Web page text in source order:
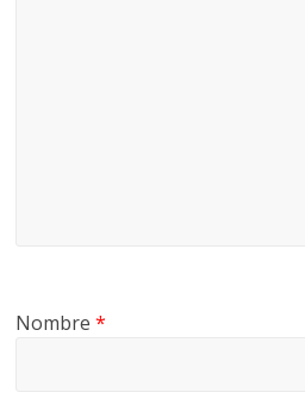
Nombre*